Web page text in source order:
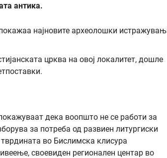
антика.
црква на овој локалитет, дошле
дека воопшто не се работи за
за потреба од развиен литургиски
во Бислимска клисура
своевиден регионален центар во